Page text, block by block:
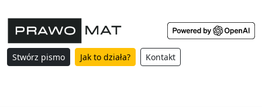
Stwórz pismo Jak to działa? Kontakt